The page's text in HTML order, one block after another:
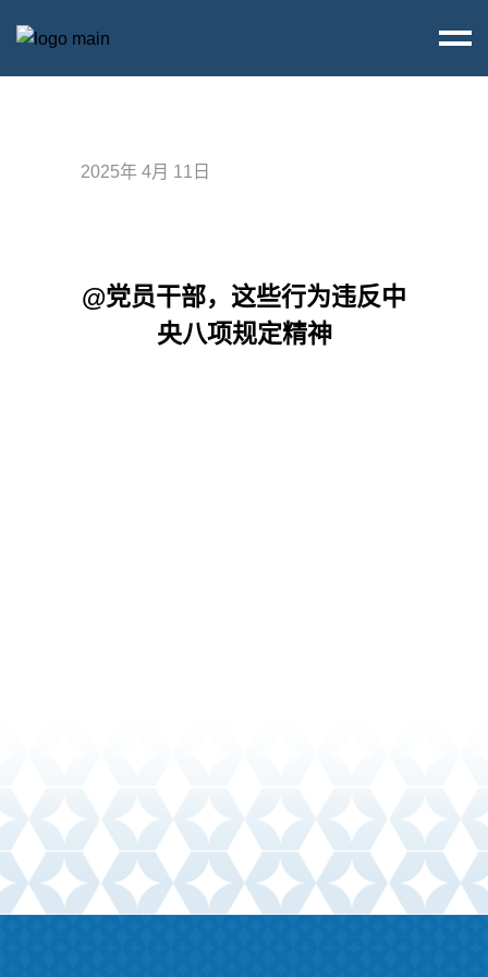
2025年 4月 11日
@党员干部，这些行为违反中
央八项规定精神